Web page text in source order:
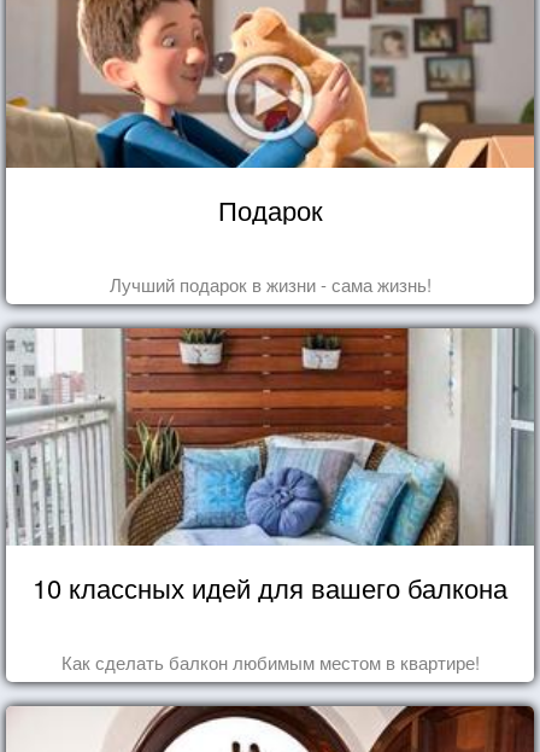
Подарок
Лучший подарок в жизни - сама жизнь!
10 классных идей для вашего балкона
Как сделать балкон любимым местом в квартире!